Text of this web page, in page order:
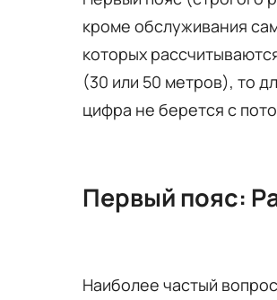
кроме обслуживания
которых
(30 или 50 метров), то
цифра не берется с
Первый пояс:
Наиболее частый